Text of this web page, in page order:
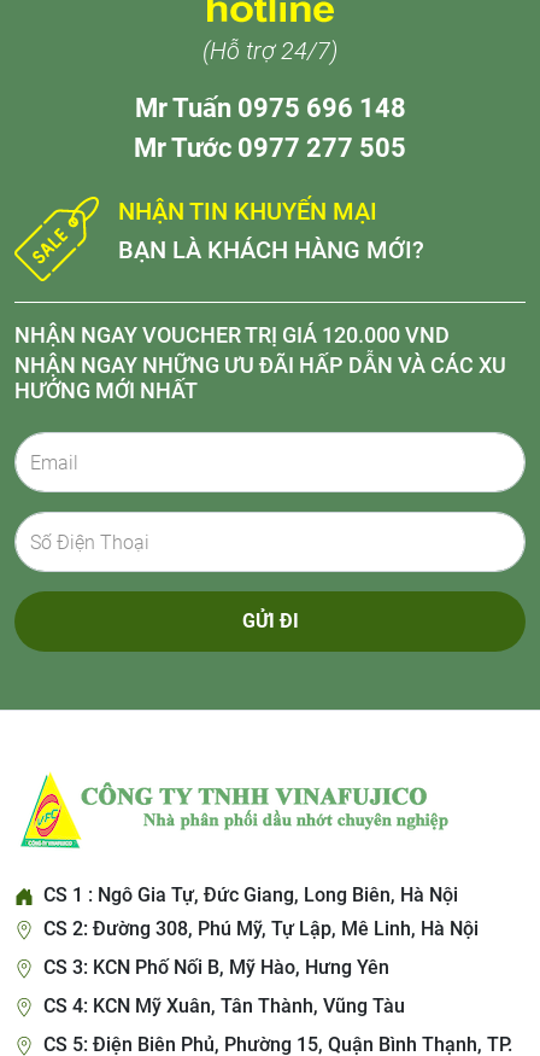
(Hỗ trợ 24/7)
Mr Tuấn 0975 696 148
Mr Tước 0977 277 505
NHẬN TIN KHUYẾN MẠI
BẠN LÀ KHÁCH HÀNG MỚI?
NHẬN NGAY VOUCHER TRỊ GIÁ 120.000 VND
NHẬN NGAY NHỮNG ƯU ĐÃI HẤP DẪN VÀ CÁC XU
HƯỚNG MỚI NHẤT
GỬI ĐI
CS 1 : Ngô Gia Tự, Đức Giang, Long Biên, Hà Nội
CS 2: Đường 308, Phú Mỹ, Tự Lập, Mê Linh, Hà Nội
CS 3: KCN Phố Nối B, Mỹ Hào, Hưng Yên
CS 4: KCN Mỹ Xuân, Tân Thành, Vũng Tàu
CS 5: Điện Biên Phủ, Phường 15, Quận Bình Thạnh, TP.